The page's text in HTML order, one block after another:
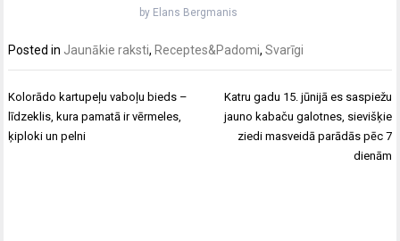
by Elans Bergmanis
Posted in Jaunākie raksti, Receptes&Padomi,Svarīgi
Post
navigation
Kolorādo kartupeļu vaboļu bieds –
līdzeklis, kura pamatā ir vērmeles,
ķiploki un pelni
Katru gadu 15. jūnijā es saspiežu
jauno kabaču galotnes, sievišķie
ziedi masveidā parādās pēc 7
dienām